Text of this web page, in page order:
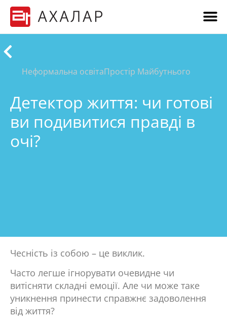
Неформальна освітаПростір Майбутнього
Детектор життя: чи готові
ви подивитися правді в
очі?
Чесність із собою – це виклик.
Часто легше ігнорувати очевидне чи
витісняти складні емоції. Але чи може таке
уникнення принести справжнє задоволення
від життя?